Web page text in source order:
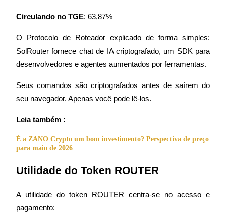
Ganhar
Porquinho poderoso
Ganhe recompensas competitivas diariamente
Circulando no TGE: 63,87%
O Protocolo de Roteador explicado de forma simples:
SolRouter fornece chat de IA criptografado, um SDK para
desenvolvedores e agentes aumentados por ferramentas.
Seus comandos são criptografados antes de saírem do
seu navegador. Apenas você pode lê-los.
Leia também :
É a ZANO Crypto um bom investimento? Perspectiva de preço
para maio de 2026
Utilidade do Token ROUTER
A utilidade do token ROUTER centra-se no acesso e
pagamento: